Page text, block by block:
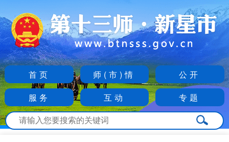
首页 师(市)情
公开
服务
互动 专题